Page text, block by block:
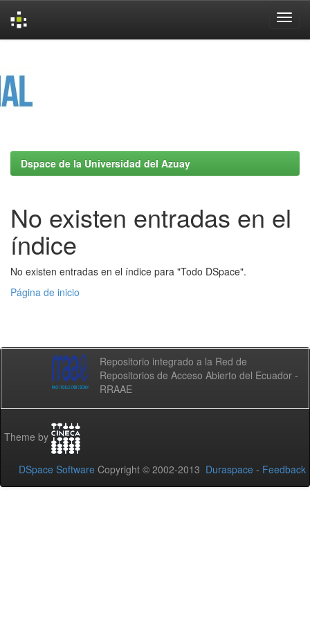
Dspace de la Universidad del Azuay
No existen entradas en el
índice
No existen entradas en el índice para "Todo DSpace".
Página de inicio
Repositorio integrado a la Red de
Repositorios de Acceso Abierto del Ecuador -
RRAAE
Theme by
DSpace Software Copyright © 2002-2013 Duraspace - Feedback